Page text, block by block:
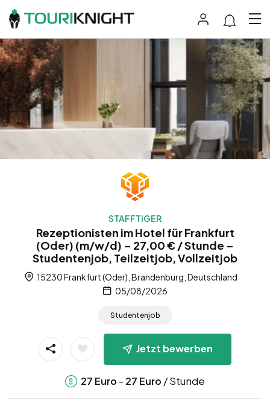
STAFFTIGER
Rezeptionisten im Hotel für Frankfurt
(Oder) (m/w/d) – 27,00 € / Stunde –
Studentenjob, Teilzeitjob, Vollzeitjob
15230 Frankfurt (Oder), Brandenburg, Deutschland
05/08/2026
Studentenjob
Jetzt bewerben
27 Euro - 27 Euro / Stunde